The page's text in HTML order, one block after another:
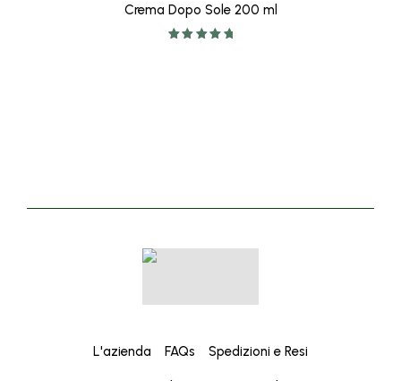
Crema Dopo Sole 200 ml
L'azienda FAQs Spedizioni e Resi